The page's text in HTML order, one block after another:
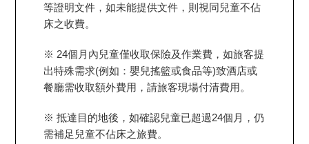
等證明文件，如未能提供文件，則視同兒童不佔
床之收費。
※ 24個月內兒童僅收取保險及作業費，如旅客提
出特殊需求(例如：嬰兒搖籃或食品等)致酒店或
餐廳需收取額外費用，請旅客現場付清費用。
※ 抵達目的地後，如確認兒童已超過24個月，仍
需補足兒童不佔床之旅費。